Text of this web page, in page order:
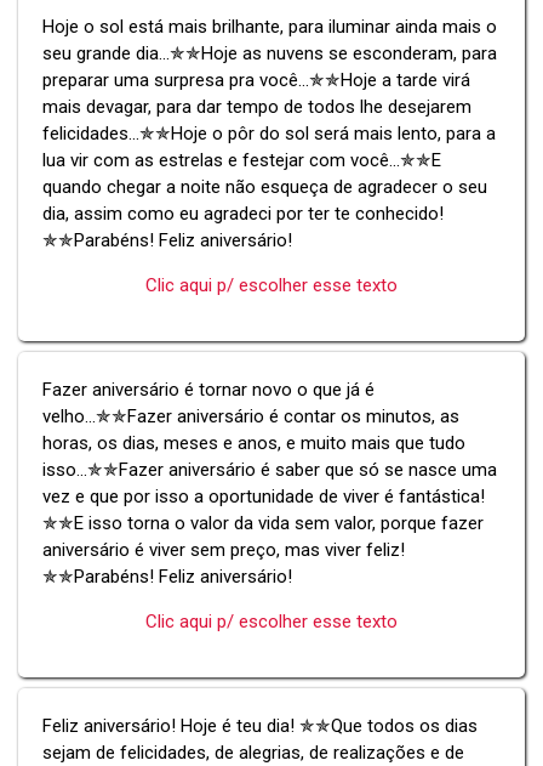
Hoje o sol está mais brilhante, para iluminar ainda mais o
seu grande dia...✯✯Hoje as nuvens se esconderam, para
preparar uma surpresa pra você...✯✯Hoje a tarde virá
mais devagar, para dar tempo de todos lhe desejarem
felicidades...✯✯Hoje o pôr do sol será mais lento, para a
lua vir com as estrelas e festejar com você...✯✯E
quando chegar a noite não esqueça de agradecer o seu
dia, assim como eu agradeci por ter te conhecido!
✯✯Parabéns! Feliz aniversário!
Clic aqui p/ escolher esse texto
Fazer aniversário é tornar novo o que já é
velho...✯✯Fazer aniversário é contar os minutos, as
horas, os dias, meses e anos, e muito mais que tudo
isso...✯✯Fazer aniversário é saber que só se nasce uma
vez e que por isso a oportunidade de viver é fantástica!
✯✯E isso torna o valor da vida sem valor, porque fazer
aniversário é viver sem preço, mas viver feliz!
✯✯Parabéns! Feliz aniversário!
Clic aqui p/ escolher esse texto
Feliz aniversário! Hoje é teu dia! ✯✯Que todos os dias
sejam de felicidades, de alegrias, de realizações e de